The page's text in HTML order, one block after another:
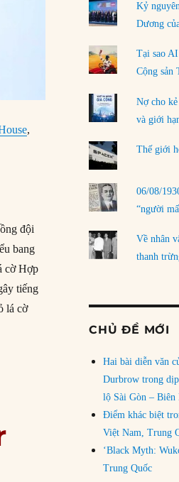
,
đội
bang
cờ Hợp
tiếng
lá cờ
Tòa nhà Tiểu bang Nam Carolina”
Kỷ
Dương
Tại sao
Cộng sản
Nợ cho
và giới
Thế giới
06/08/
“người
Về nhân
thanh
CHỦ ĐỀ MỚI
Hai bài diễn văn
Durbrow trong
lộ Sài Gòn – Biên
Điểm khác biệt
Việt Nam, Trung
‘Black Myth:
Trung Quốc